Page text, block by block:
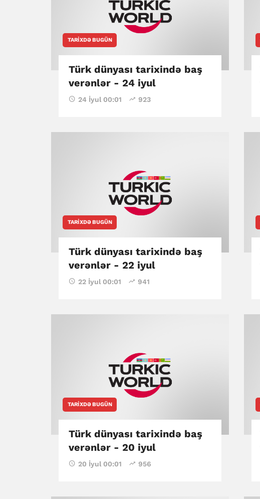
TARIXDƏ BUGÜN
Türk dünyası tarixində baş
verənlər - 24 iyul
24 İyul 00:01 923
TARIXDƏ BUGÜN
Türk dünyası tarixində baş
verənlər - 22 iyul
22 İyul 00:01 941
TARIXDƏ BUGÜN
Türk dünyası tarixində baş
verənlər - 20 iyul
20 İyul 00:01 956